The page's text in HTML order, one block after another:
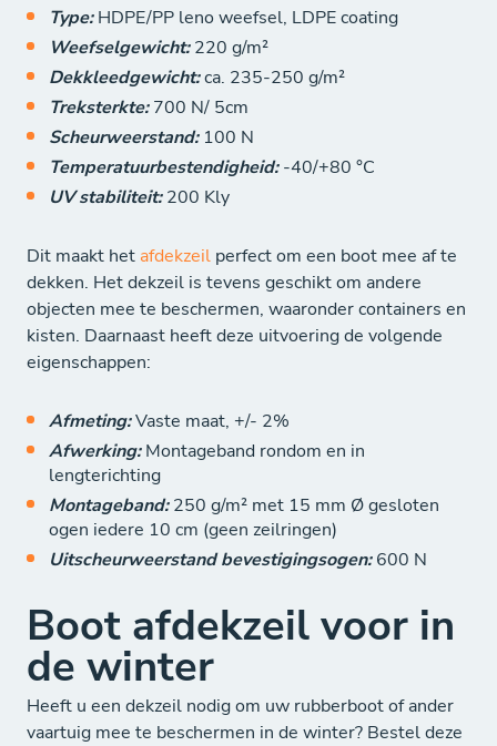
Type:HDPE/PP leno weefsel, LDPE coating
Weefselgewicht:220 g/m²
Dekkleedgewicht:ca. 235-250 g/m²
Treksterkte:700 N/ 5cm
Scheurweerstand: 100 N
Temperatuurbestendigheid:-40/+80 °C
UV stabiliteit:200 Kly
Dit maakt het afdekzeil perfect om een boot mee af te
dekken. Het dekzeil is tevens geschikt om andere
objecten mee te beschermen, waaronder containers en
kisten. Daarnaast heeft deze uitvoering de volgende
eigenschappen:
Afmeting:Vaste maat, +/- 2%
Afwerking:Montageband rondom en in
lengterichting
Montageband:250 g/m² met 15 mm Ø gesloten
ogen iedere 10 cm (geen zeilringen)
Uitscheurweerstand bevestigingsogen:600 N
Boot afdekzeil voor in
de winter
Heeft u een dekzeil nodig om uw rubberboot of ander
vaartuig mee te beschermen in de winter? Bestel deze